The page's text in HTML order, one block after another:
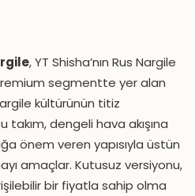
, YT Shisha’nın Rus Nargile
segmentte yer alan
kültürünün titiz
takım, dengeli hava akışına
önem veren yapısıyla üstün
amaçlar. Kutusuz versiyonu,
bir fiyatla sahip olma